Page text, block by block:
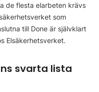
de flesta elarbeten krävs
som
till Done är självklart
Elsäkerhetsverket.
svarta lista